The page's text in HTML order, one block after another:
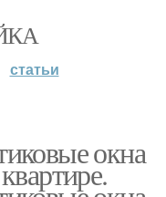
статьи
окна